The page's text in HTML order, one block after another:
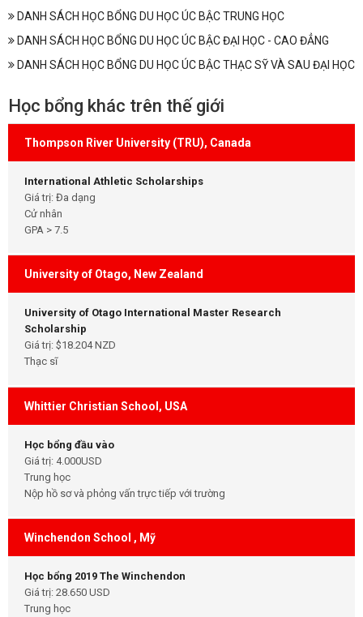
DANH SÁCH HỌC BỔNG DU HỌC ÚC BẬC TRUNG HỌC
DANH SÁCH HỌC BỔNG DU HỌC ÚC BẬC ĐẠI HỌC - CAO ĐẲNG
DANH SÁCH HỌC BỔNG DU HỌC ÚC BẬC THẠC SỸ VÀ SAU ĐẠI HỌC
Học bổng khác trên thế giới
Thompson River University (TRU), Canada
International Athletic Scholarships
Giá trị: Đa dạng
Cử nhân
GPA > 7.5
University of Otago, New Zealand
University of Otago International Master Research
Scholarship
Giá trị: $18.204 NZD
Thạc sĩ
Whittier Christian School, USA
Học bổng đầu vào
Giá trị: 4.000USD
Trung học
Nộp hồ sơ và phỏng vấn trực tiếp với trường
Winchendon School , Mỹ
Học bổng 2019 The Winchendon
Giá trị: 28.650 USD
Trung học